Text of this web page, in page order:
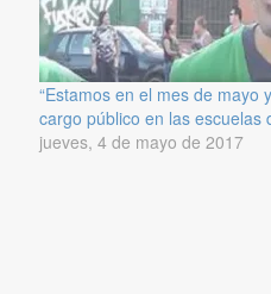
“Estamos en el mes de mayo
cargo público en las escuelas
jueves, 4 de mayo de 2017